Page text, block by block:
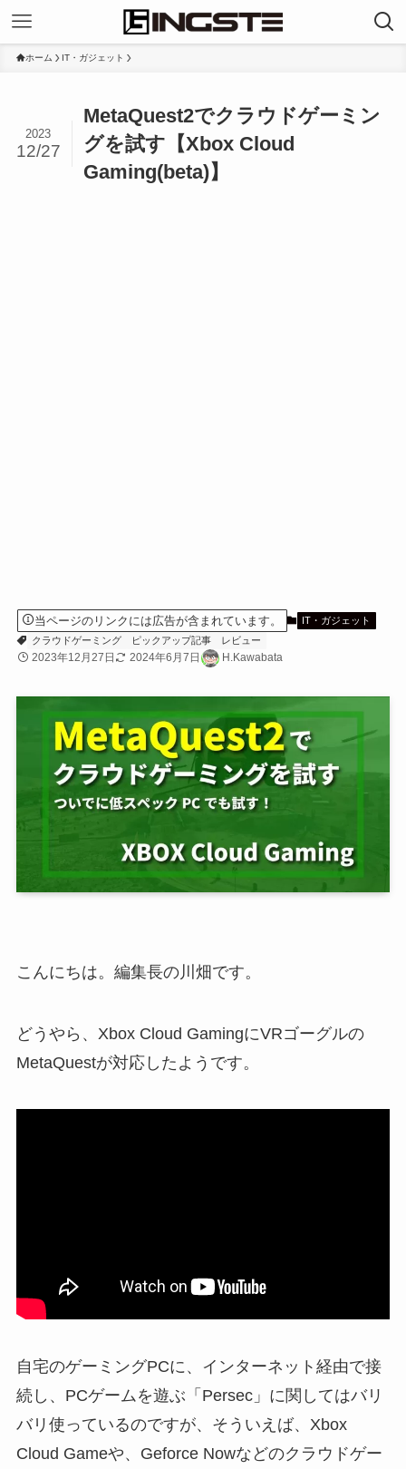
ホーム IT・ガジェット
MetaQuest2でクラウドゲーミン
グを試す【Xbox Cloud
Gaming(beta)】
2023
12/27
当ページのリンクには広告が含まれています。
IT・ガジェット
クラウドゲーミング
ピックアップ記事 レビュー
2023年12月27日 2024年6月7日 H.Kawabata
こんにちは。編集長の川畑です。
どうやら、Xbox Cloud GamingにVRゴーグルの
MetaQuestが対応したようです。
自宅のゲーミングPCに、インターネット経由で接
続し、PCゲームを遊ぶ「Persec」に関してはバリ
バリ使っているのですが、そういえば、Xbox
Cloud Gameや、Geforce Nowなどのクラウドゲー